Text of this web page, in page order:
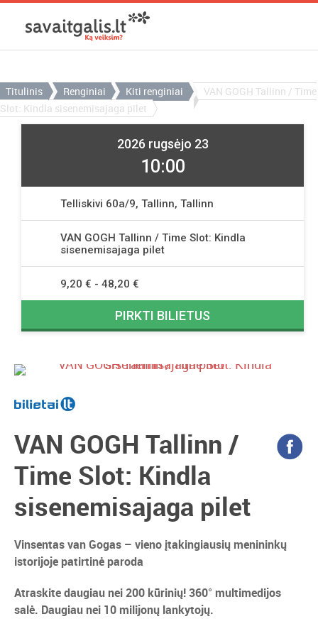
Titulinis Renginiai Kiti renginiai
VAN GOGH Tallinn / Time
Slot: Kindla sisenemisajaga pilet
VAN GOGH Tallinn /
Time Slot: Kindla
sisenemisajaga pilet
Vinsentas van Gogas – vieno įtakingiausių menininkų
istorijoje patirtinė paroda
Atraskite daugiau nei 200 kūrinių! 360° multimedijos
salė. Daugiau nei 10 milijonų lankytojų.
2026 rugsėjo 23
10:00
Telliskivi 60a/9, Tallinn, Tallinn
VAN GOGH Tallinn / Time Slot: Kindla
sisenemisajaga pilet
9,20 € - 48,20 €
PIRKTI BILIETUS